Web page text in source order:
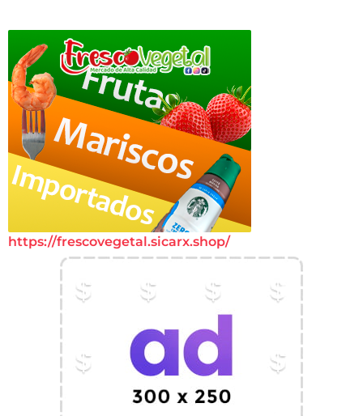
https://frescovegetal.sicarx.shop/